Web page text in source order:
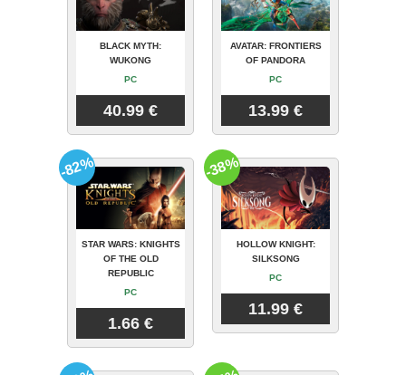
BLACK MYTH:
WUKONG
PC
40.99 €
AVATAR: FRONTIERS
OF PANDORA
PC
13.99 €
STAR WARS: KNIGHTS
OF THE OLD
REPUBLIC
PC
1.66 €
-82%
HOLLOW KNIGHT:
SILKSONG
PC
11.99 €
-38%